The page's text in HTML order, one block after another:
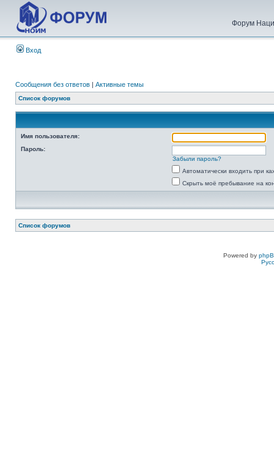
Форум
Вход
Сообщения без ответов | Активные темы
Список форумов
Имя пользователя:
Пароль:
Забыли пароль?
Автоматически входить при
Скрыть моё пребывание на
Список форумов
Powered by